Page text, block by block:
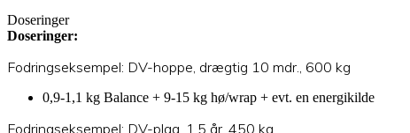
Doseringer
Doseringer:
Fodringseksempel: DV-hoppe, drægtig 10 mdr., 600 kg
0,9-1,1 kg Balance + 9-15 kg hø/wrap + evt. en energikilde
Fodringseksempel: DV-plag, 1,5 år, 450 kg